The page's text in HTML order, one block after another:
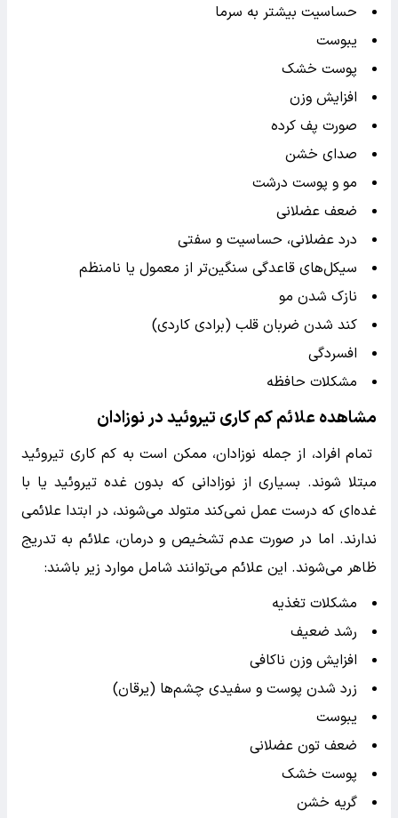
حساسیت بیشتر به سرما
یبوست
پوست خشک
افزایش وزن
صورت پف کرده
صدای خشن
مو و پوست درشت
ضعف عضلانی
درد عضلانی، حساسیت و سفتی
سیکل‌های قاعدگی سنگین‌تر از معمول یا نامنظم
نازک شدن مو
کند شدن ضربان قلب (برادی کاردی)
افسردگی
مشکلات حافظه
مشاهده علائم کم کاری تیروئید در نوزادان
تمام افراد، از جمله نوزادان، ممکن است به کم کاری تیروئید
مبتلا شوند. بسیاری از نوزادانی که بدون غده تیروئید یا با
غده‌ای که درست عمل نمی‌کند متولد می‌شوند، در ابتدا علائمی
ندارند. اما در صورت عدم تشخیص و درمان، علائم به تدریج
ظاهر می‌شوند. این علائم می‌توانند شامل موارد زیر باشند:
مشکلات تغذیه
رشد ضعیف
افزایش وزن ناکافی
زرد شدن پوست و سفیدی چشم‌ها (یرقان)
یبوست
ضعف تون عضلانی
پوست خشک
گریه خشن